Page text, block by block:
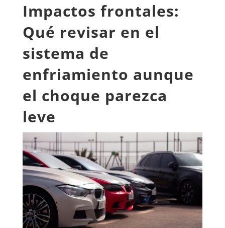
Impactos frontales:
Qué revisar en el
sistema de
enfriamiento aunque
el choque parezca
leve